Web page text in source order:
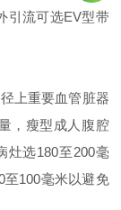
引流可选EV型带
上重要血管脏器
，瘦型成人腹腔
灶选180至200毫
至100毫米以避免